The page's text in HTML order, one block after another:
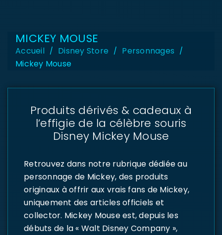
MICKEY MOUSE
Accueil / Disney Store / Personnages /
Mickey Mouse
Produits dérivés & cadeaux à
l’effigie de la célèbre souris
Disney Mickey Mouse
Retrouvez dans notre rubrique dédiée au
personnage de Mickey, des produits
originaux à offrir aux vrais fans de Mickey,
uniquement des articles officiels et
collector. Mickey Mouse est, depuis les
débuts de la « Walt Disney Company »,